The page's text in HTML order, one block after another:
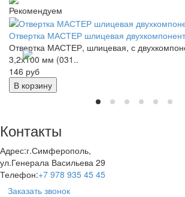
Рекомендуем
Отвертка МАСТЕР шлицевая
Отвертка МАСТЕР, шлицевая, с
3,2х100 мм (031..
146 руб
В корзину
Контакты
Адрес:г.Симферополь,
ул.Генерала Васильева 29
Телефон:+7 978 935 45 45
Заказать звонок